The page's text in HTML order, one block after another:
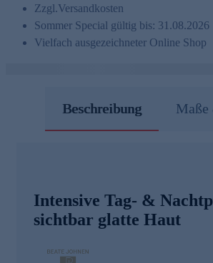
Zzgl.Versandkosten
Sommer Special gültig bis: 31.08.2026
Vielfach ausgezeichneter Online Shop
Beschreibung
Intensive Tag- &
sichtbar glatte Haut